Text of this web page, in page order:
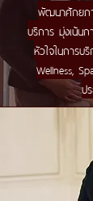
พัฒนาศักยภ
บริการ มุ่งเน้น
หัวใจในการบ
Wellness,
ป